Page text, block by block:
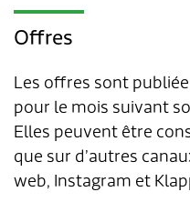
Offres
Les offres sont
pour le mois suivant
Elles peuvent être
que sur d’autres
web, Instagram et
Sécurité
Economie
Stage / apprentissage